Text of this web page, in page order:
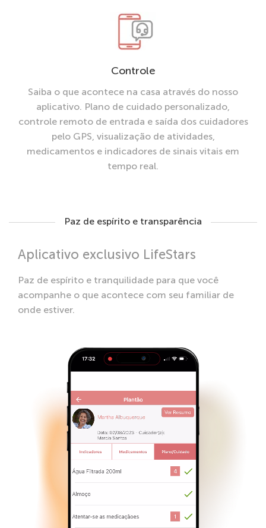
Controle
Saiba o que acontece na casa através do nosso
aplicativo. Plano de cuidado personalizado,
controle remoto de entrada e saída dos cuidadores
pelo GPS, visualização de atividades,
medicamentos e indicadores de sinais vitais em
tempo real.
Paz de espírito e transparência
Aplicativo exclusivo LifeStars
Paz de espírito e tranquilidade para que você
acompanhe o que acontece com seu familiar de
onde estiver.